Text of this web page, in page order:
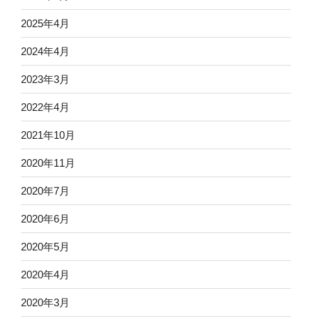
2025年4月
2024年4月
2023年3月
2022年4月
2021年10月
2020年11月
2020年7月
2020年6月
2020年5月
2020年4月
2020年3月